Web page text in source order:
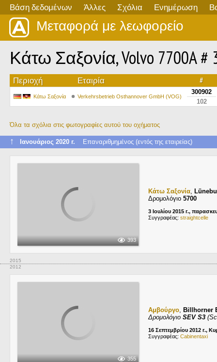
Βάση δεδομένων Άλλες Σχόλια Ενημέρωση
Μεταφορά με λεωφορείο
Κάτω Σαξονία, Volvo 7700A #
Περιοχή Εταιρία #
Κάτω Σαξονία Verkehrsbetrieb Osthannover GmbH (VOG)
300902
102
Όλα τα σχόλια στις φωτογραφίες αυτού του οχήματος
↑ Ιανουάριος 2020 г. Επαναριθμημένος (εντός της εταιρείας)
393
Κάτω Σαξονία,
Δρομολόγιο 5700
3 Ιουλίου 2015 г.,
Συγγραφέας: straightcelle
2015
2012
355
Αμβούργο, Billhorner
Δρομολόγιο SEV S3
16 Σεπτεμβρίου 2012 г.,
Συγγραφέας: Cabinentaxi